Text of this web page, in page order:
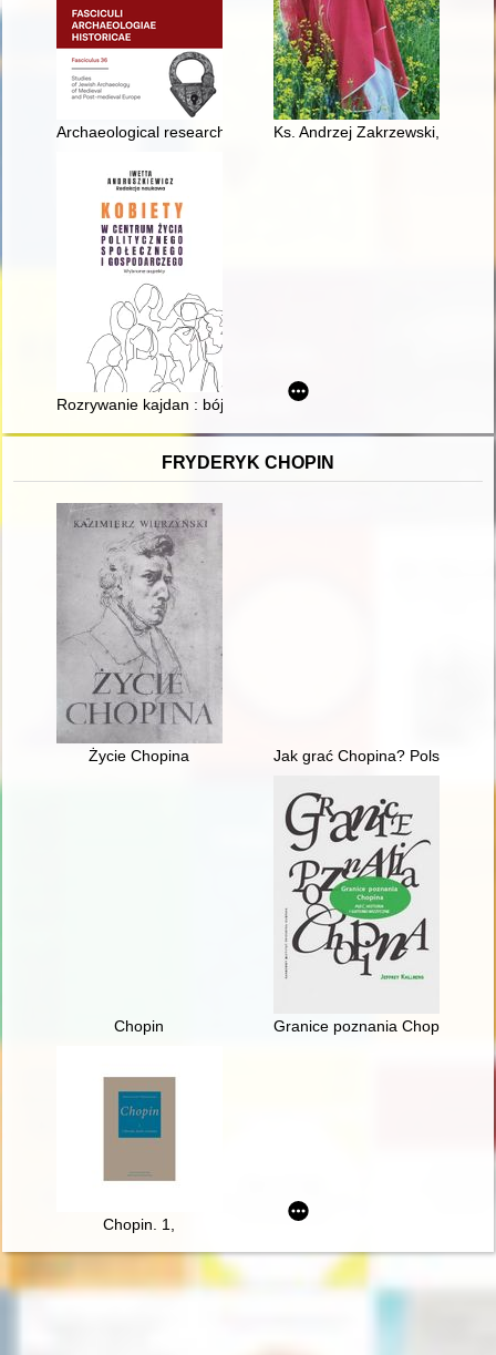
Archaeological research at the Jewish Cemetery on
Ks. Andrzej Zakrzewski, Sieć
Rozrywanie kajdan : bój o niezależność i równouprawnienie
FRYDERYK CHOPIN
Życie Chopina Jak grać Chopina? Polska
Chopin Granice poznania Chopina.
Chopin. 1,